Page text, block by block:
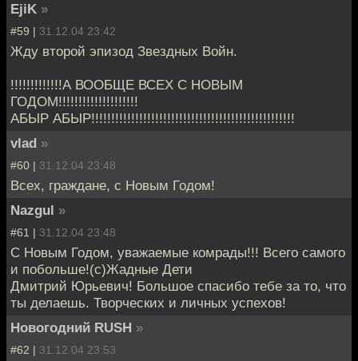
EjiK »
#59 | 31.12.04 23:42
Жду второй эпизод Звездных Войн.
!!!!!!!!!!!!!А ВООБЩЕ ВСЕХ С НОВЫМ
ГОДОМ!!!!!!!!!!!!!!!!!!!!
АБЫР АБЫР!!!!!!!!!!!!!!!!!!!!!!!!!!!!!!!!!!!!!!!!!!!!!!!!!!!
vlad »
#60 | 31.12.04 23:48
Всех, граждане, с Новым Годом!
Nazgul »
#61 | 31.12.04 23:48
C Новым Годом, уважаемые комрады!!! Всего самого
и побольше!(с)Жадные Дети
Дмитрий Юрьевич! Большое спасибо тебе за то, что
ты делаешь. Творческих и личных успехов!
Новогодний RUSH »
#62 | 31.12.04 23:53